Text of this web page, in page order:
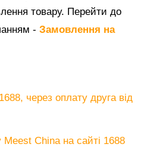
товару. Перейти до
- Замовлення на
через оплату друга від
China на сайті 1688